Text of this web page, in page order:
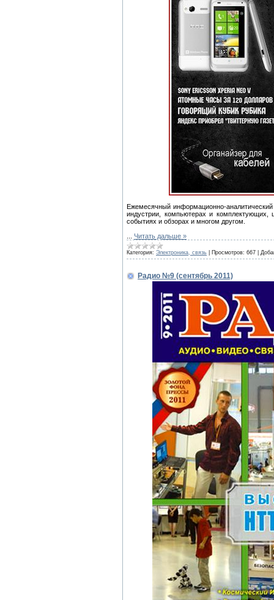
Ежемесячный информационно-
индустрии, компьютерах и
событиях и обзорах и многом другом.
Читать дальше »
Категория: Электроника, связь Просмотров: 667
Радио №9 (сентябрь 2011)